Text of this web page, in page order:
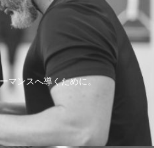
マンスへ導くために。